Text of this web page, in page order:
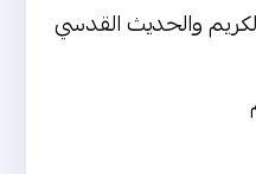
والحديث القدسي